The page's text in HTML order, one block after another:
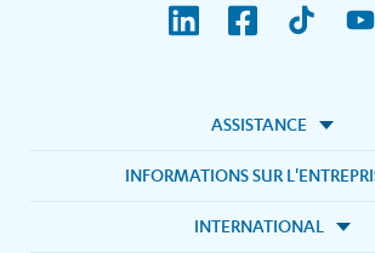
ASSISTANCE
INFORMATIONS SUR
INTERNATIONAL